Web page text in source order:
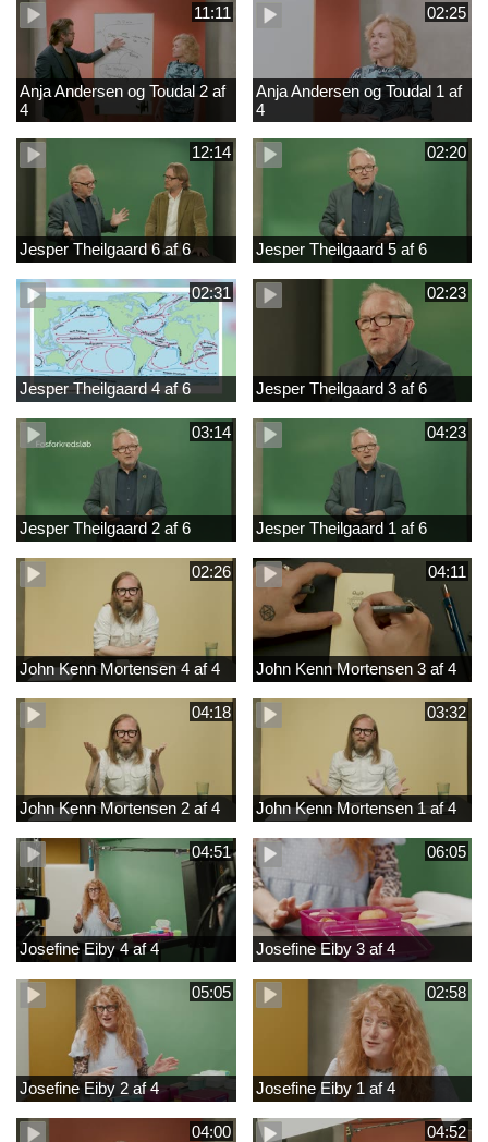
11:11
Anja Andersen og Toudal 2 af
4
02:25
Anja Andersen og Toudal 1 af
4
12:14
Jesper Theilgaard 6 af 6
02:20
Jesper Theilgaard 5 af 6
02:31
Jesper Theilgaard 4 af 6
02:23
Jesper Theilgaard 3 af 6
03:14
Jesper Theilgaard 2 af 6
04:23
Jesper Theilgaard 1 af 6
02:26
John Kenn Mortensen 4 af 4
04:11
John Kenn Mortensen 3 af 4
04:18
John Kenn Mortensen 2 af 4
03:32
John Kenn Mortensen 1 af 4
04:51
Josefine Eiby 4 af 4
06:05
Josefine Eiby 3 af 4
05:05
Josefine Eiby 2 af 4
02:58
Josefine Eiby 1 af 4
04:00 04:52